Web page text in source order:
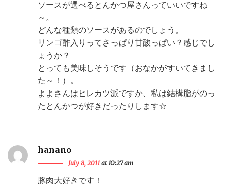
ソースが選べるとんかつ屋さんっていいですね
～。
どんな種類のソースがあるのでしょう。
リンゴ酢入りってさっぱり甘酸っぱい？感じでし
ょうか？
とっても美味しそうです（おなかがすいてきまし
た～！）。
よよさんはヒレカツ派ですか、私は結構脂がのっ
たとんかつが好きだったりします☆
hanano
July 8, 2011 at 10:27 am
豚肉大好きです！